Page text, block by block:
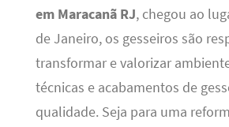
em Maracanã RJ, chegou ao
de Janeiro, os gesseiros são
transformar e valorizar
técnicas e acabamentos de
qualidade. Seja para uma